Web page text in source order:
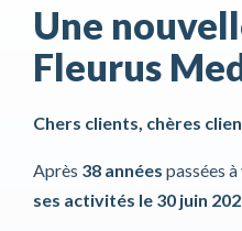
Une
Fleurus
Chers clients, chères
Après 38 années passées
ses activités le 30 juin